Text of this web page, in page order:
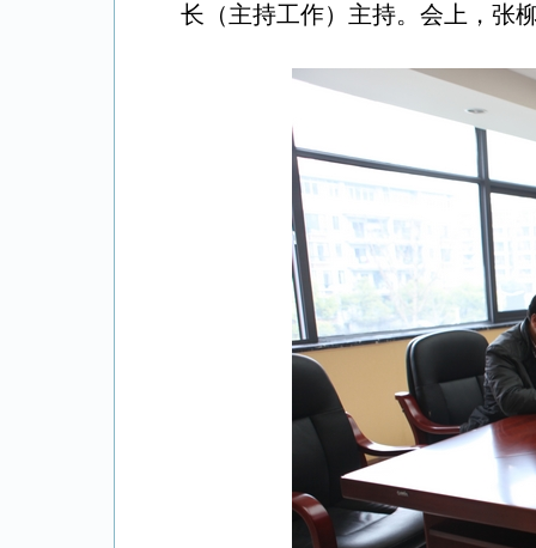
长（主持工作）主持。会上，张